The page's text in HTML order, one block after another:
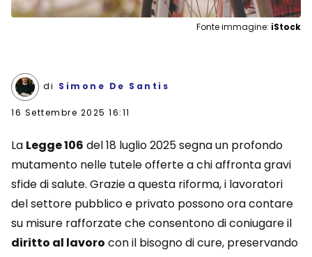
Fonte immagine: iStock
di Simone De Santis
16 Settembre 2025 16:11
La Legge 106 del 18 luglio 2025 segna un profondo
mutamento nelle tutele offerte a chi affronta gravi
sfide di salute. Grazie a questa riforma, i lavoratori
del settore pubblico e privato possono ora contare
su misure rafforzate che consentono di coniugare il
diritto al lavoro con il bisogno di cure, preservando